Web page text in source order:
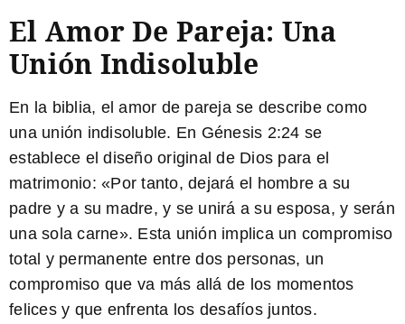
El Amor De Pareja: Una
Unión Indisoluble
En la biblia, el amor de pareja se describe como
una unión indisoluble. En Génesis 2:24 se
establece el diseño original de Dios para el
matrimonio: «Por tanto, dejará el hombre a su
padre y a su madre, y se unirá a su esposa, y serán
una sola carne». Esta unión implica un compromiso
total y permanente entre dos personas, un
compromiso que va más allá de los momentos
felices y que enfrenta los desafíos juntos.